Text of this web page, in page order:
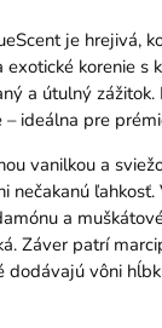
je hrejivá,
exotické korenie s
a útulný zážitok.
ideálna pre
vanilkou a
nečakanú ľahkosť.
a
Záver patrí
dodávajú vôni